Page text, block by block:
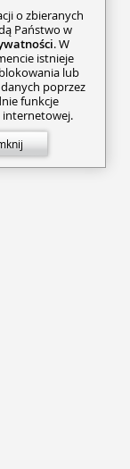
o zbieranych
Państwo w
. W
istnieje
lub
poprzez
funkcje
internetowej.